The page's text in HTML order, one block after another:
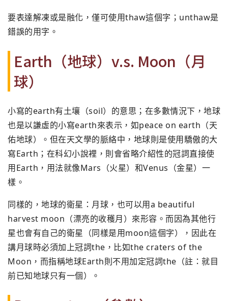
要表達解凍或是融化，僅可使用thaw這個字；unthaw是
錯誤的用字。
Earth（地球）v.s. Moon（月
球）
小寫的earth有土壤（soil）的意思；在多數情況下，地球
也是以謙虛的小寫earth來表示，如peace on earth（天
佑地球）。但在天文學的脈絡中，地球則是使用驕傲的大
寫Earth；在科幻小說裡，則會省略介紹性的冠詞直接使
用Earth，用法就像Mars（火星）和Venus（金星）一
樣。
同樣的，地球的衛星：月球，也可以用a beautiful
harvest moon（漂亮的收穫月）來形容。而因為其他行
星也會有自己的衛星（同樣是用moon這個字），因此在
講月球時必須加上冠詞the，比如the craters of the
Moon，而指稱地球Earth則不用加定冠詞the（註：就目
前已知地球只有一個）。